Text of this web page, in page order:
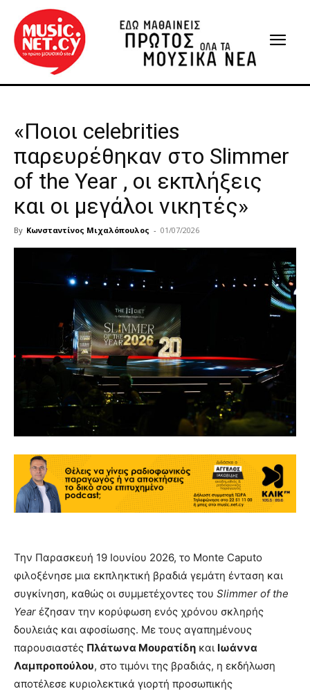
«Ποιοι celebrities
παρευρέθηκαν στο Slimmer
of the Year , οι εκπλήξεις
και οι μεγάλοι νικητές»
By Κωνσταντίνος Μιχαλόπουλος - 01/07/2026
Την Παρασκευή 19 Ιουνίου 2026, το Monte Caputo
φιλοξένησε μια εκπληκτική βραδιά γεμάτη ένταση και
συγκίνηση, καθώς οι συμμετέχοντες του Slimmer of the
Year έζησαν την κορύφωση ενός χρόνου σκληρής
δουλειάς και αφοσίωσης. Με τους αγαπημένους
παρουσιαστές Πλάτωνα Μουρατίδη και Ιωάννα
Λαμπροπούλου, στο τιμόνι της βραδιάς, η εκδήλωση
αποτέλεσε κυριολεκτικά γιορτή προσωπικής